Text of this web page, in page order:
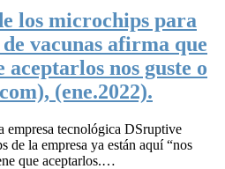
los microchips para
vacunas afirma que
aceptarlos nos guste o
(ene.2022).
empresa tecnológica DSruptive
de la empresa ya están aquí “nos
que aceptarlos.…